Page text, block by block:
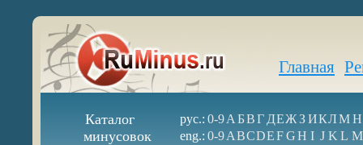
Главная
Каталог
минусовок
рус.: 0-9А БВГ ДЕЖ З ИКЛМН
eng.: 0-9ABCDEFGH I J K L M